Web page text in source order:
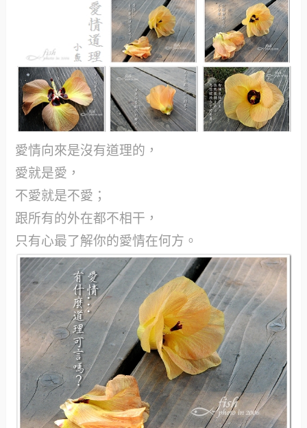
愛情向來是沒有道理的，
愛就是愛，
不愛就是不愛；
跟所有的外在都不相干，
只有心最了解你的愛情在何方。